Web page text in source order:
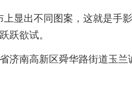
显出不同图案，这就是手
跃欲试。
南高新区舜华路街道玉兰